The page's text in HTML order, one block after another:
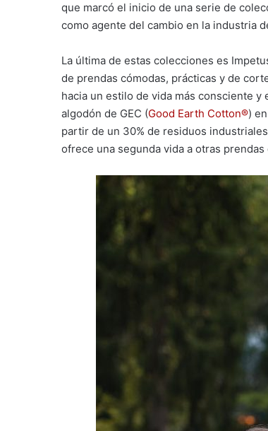
que marcó el inicio de una serie de
como agente del cambio en la industria
La última de estas colecciones es
de prendas cómodas, prácticas y de
hacia un estilo de vida más consciente
algodón de GEC (Good Earth Cotton®)
partir de un 30% de residuos
ofrece una segunda vida a otras prendas